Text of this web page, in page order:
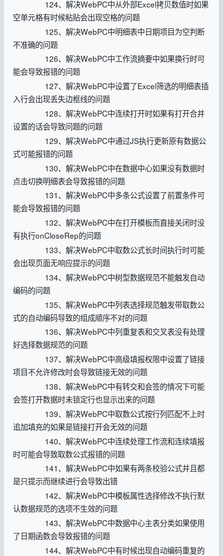
124、解决WebPC中从外部Excel拷贝数值时如果
空单元格有时候粘贴会出现空格的问题
125、解决WebPC中明细表中日期项目为空判断
不准确的问题
126、解决WebPC中工作流摘要中如果换行时可
能会导致报错的问题
127、解决WebPC中设置了Excel筛选的明细表插
入行会出现丢失边框线的问题
128、解决WebPC中连续打开时如果有打开合并
设置的话会导致问题的问题
129、解决WebPC中通过JS执行更新原有数据公
式可能报错的问题
130、解决WebPC中在数据中心如果没有数据时
点击切换明细表会导致报错的问题
131、解决WebPC中多条公式设置了前置条件可
能会导致报错的问题
132、解决WebPC中在打开模板而直接关闭时没
有执行onCloseRep的问题
133、解决WebPC中取数公式长时间执行时可能
会出现页面无响应提示的问题
134、解决WebPC中树型数据规范不能触发自动
编码的问题
135、解决WebPC中列表选择规范触发带取数公
式的自动编码导致的组成顺序不对的问题
136、解决WebPC中列重复表和交叉表没有处理
好选择数据规范的问题
137、解决WebPC中高级填报权限中设置了链接
项目不允许修改时会导致链接无效的问题
138、解决WebPC中有转交和会签的情况下可能
会签打开数据时未锁定行也显示出来的问题
139、解决WebPC中取数公式按行列匹配不上时
追加填充的如果是链接打开会无效的问题
140、解决WebPC中连续处理工作流和连续填报
时可能会导致取数公式报错的问题
141、解决WebPC中如果有两条校验公式并且都
是只提示而继续进行会导致出错
142、解决WebPC中模板属性选择修改不执行默
认数据规范的选项不生效的问题
143、解决WebPC中数据中心主表分类如果使用
了日期函数会导致报错的问题
144、解决WebPC中有时候出现自动编码重复的